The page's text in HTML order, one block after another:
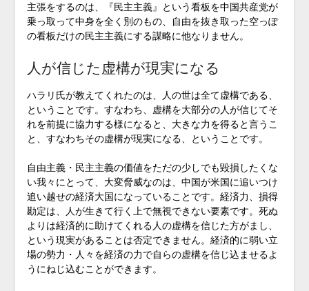
主張をするのは、『民主主義』という看板を中国共産党が
乗っ取って中身を全く別のもの、自由を抜き取った空っぽ
の看板だけの民主主義にする謀略に他なりません。
人が信じた虚構が現実になる
ハラリ氏が教えてくれたのは、人の世は全て虚構である、
ということです。すなわち、虚構を大部分の人が信じてそ
れを前提に協力する様になると、大きな力を得ると言うこ
と、すなわちその虚構が現実になる、ということです。
自由主義・民主主義の価値をただの少しでも毀損したくな
い我々にとって、大変脅威なのは、中国が米国に追いつけ
追い越せの経済大国になっていることです。経済力、損得
勘定は、人が生きて行く上で無視できない要素です。死ぬ
よりは経済的に助けてくれる人の虚構を信じた方がまし、
という現実があることは否定できません。経済的に弱い立
場の勢力・人々を経済の力で自らの虚構を信じ込ませるよ
うにねじ込むことができます。